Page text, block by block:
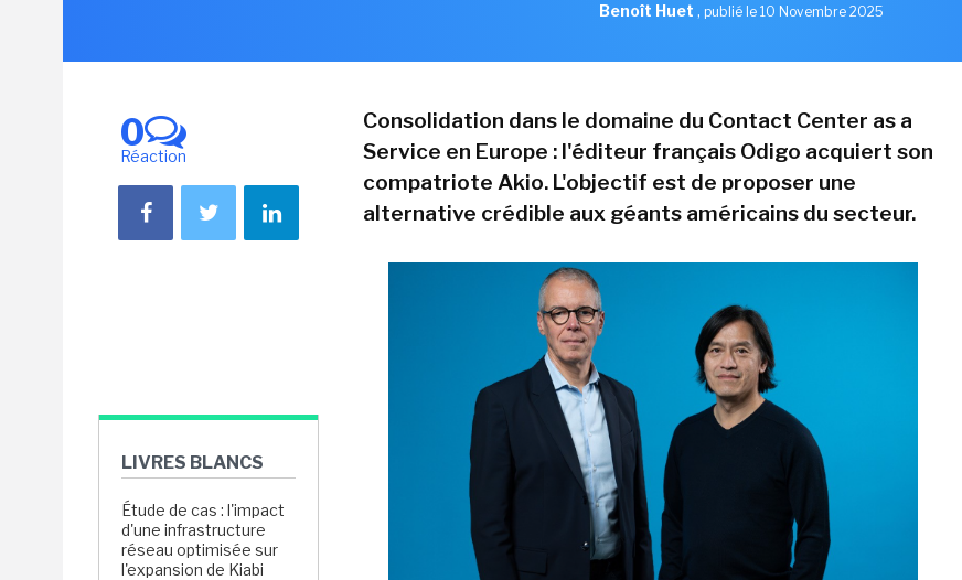
Benoît Huet , publié le 10 Novembre 2025
0
Réaction
LIVRES BLANCS
Étude de cas : l'impact
d'une infrastructure
réseau optimisée sur
l'expansion de Kiabi
Consolidation dans le domaine du Contact Center as a
Service en Europe : l'éditeur français Odigo acquiert son
compatriote Akio. L'objectif est de proposer une
alternative crédible aux géants américains du secteur.